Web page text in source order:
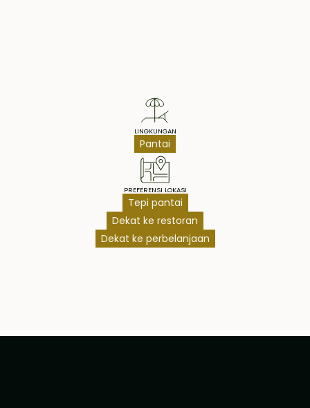
LINGKUNGAN
Pantai
PREFERENSI LOKASI
Tepi pantai
Dekat ke restoran
Dekat ke perbelanjaan